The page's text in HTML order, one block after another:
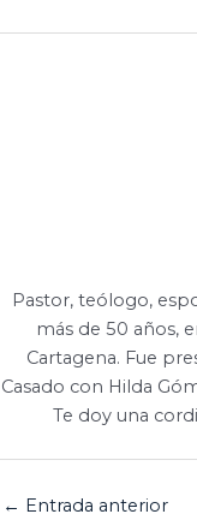
Pastor, teólogo,
más de 50 años,
Cartagena. Fue
Casado con Hilda
Te doy una
← Entrada anterior